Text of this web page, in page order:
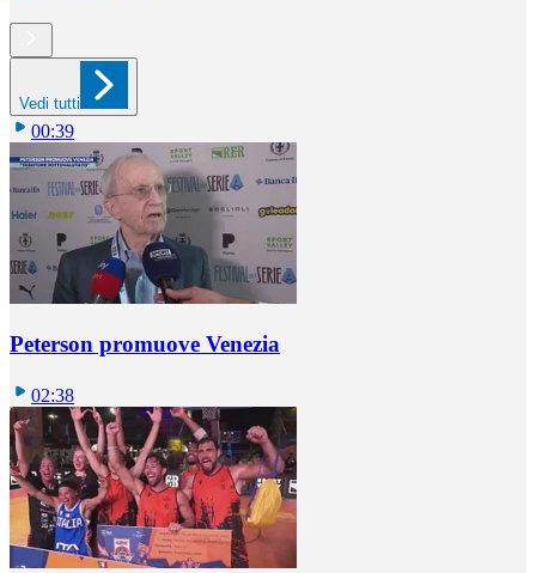
Vedi tutti
00:39
Peterson promuove Venezia
02:38